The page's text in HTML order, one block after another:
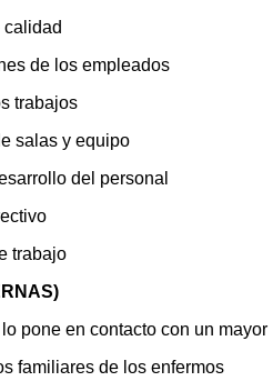
calidad
de los empleados
trabajos
salas y equipo
del personal
trabajo
pone en contacto con un
familiares de los enfermos